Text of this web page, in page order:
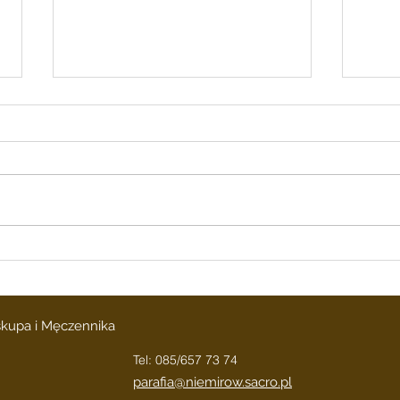
Ogłoszenia Parafialne 2
Zwykła
Nabożeństwo do NSPJ w Sutnie
i Męczennika
Tel: 085/657 73 74
parafia@niemirow.sacro.pl